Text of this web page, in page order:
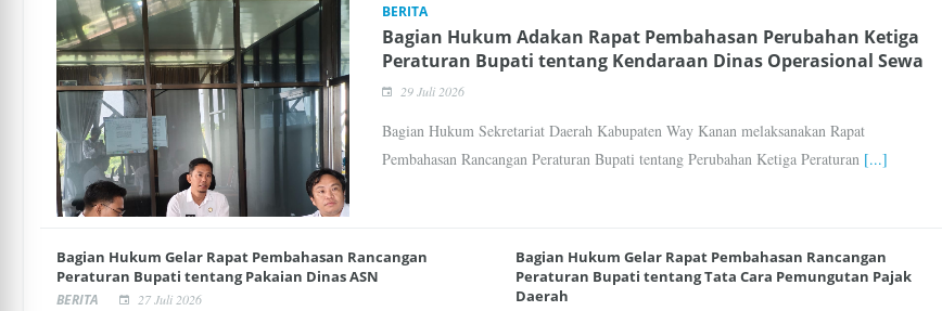
BERITA
Bagian Hukum Adakan Rapat Pembahasan Perubahan Ketiga
Peraturan Bupati tentang Kendaraan Dinas Operasional Sewa
29 Juli 2026
Bagian Hukum Sekretariat Daerah Kabupaten Way Kanan melaksanakan Rapat
Pembahasan Rancangan Peraturan Bupati tentang Perubahan Ketiga Peraturan [...]
Bagian Hukum Gelar Rapat Pembahasan Rancangan
Peraturan Bupati tentang Pakaian Dinas ASN
BERITA 27 Juli 2026
Bagian Hukum Gelar Rapat Pembahasan Rancangan
Peraturan Bupati tentang Tata Cara Pemungutan Pajak
Daerah